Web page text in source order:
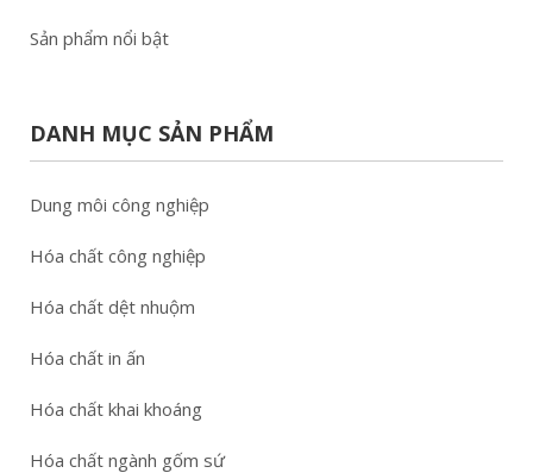
Sản phẩm nổi bật
DANH MỤC SẢN PHẨM
Dung môi công nghiệp
Hóa chất công nghiệp
Hóa chất dệt nhuộm
Hóa chất in ấn
Hóa chất khai khoáng
Hóa chất ngành gốm sứ